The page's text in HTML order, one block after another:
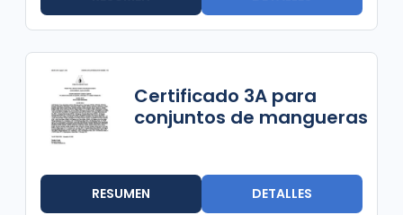
Certificado 3A para
conjuntos de mangueras
RESUMEN DETALLES